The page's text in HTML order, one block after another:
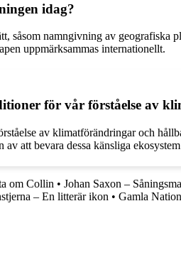
idag?
namngivning av geografiska
uppmärksammas internationellt.
för vår förståelse av
av klimatförändringar och
att bevara dessa känsliga
om Collin • Johan Saxon –
– En litterär ikon • Gamla